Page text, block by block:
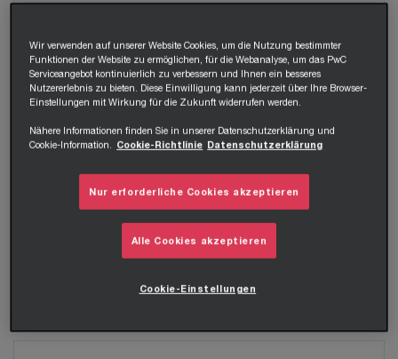
E-Mail*
Tel.
Wir verwenden auf unserer Website Cookies, um die Nutzung bestimmter
Funktionen der Website zu ermöglichen, für die Webanalyse, um das PwC
Serviceangebot kontinuierlich zu verbessern und Ihnen ein besseres
Nutzererlebnis zu bieten. Diese Einwilligung kann jederzeit über Ihre Browser-
Einstellungen mit Wirkung für die Zukunft widerrufen werden.
Nähere Informationen finden Sie in unserer Datenschutzerklärung und
Cookie-Information. Cookie-Richtlinie Datenschutzerklärung
Nur erforderliche Cookies akzeptieren
Alle Cookies akzeptieren
Cookie-Einstellungen